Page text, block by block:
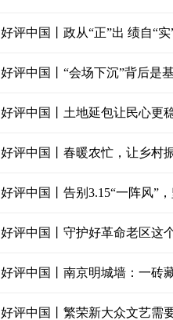
好评中国丨政从“正”出 绩自“实
好评中国丨“会场下沉”背后是
好评中国丨土地延包让民心更
好评中国丨春暖农忙，让乡村
好评中国丨告别3.15“一阵风”
好评中国丨守护好革命老区这
好评中国丨南京明城墙：一砖
好评中国丨繁荣新大众文艺需